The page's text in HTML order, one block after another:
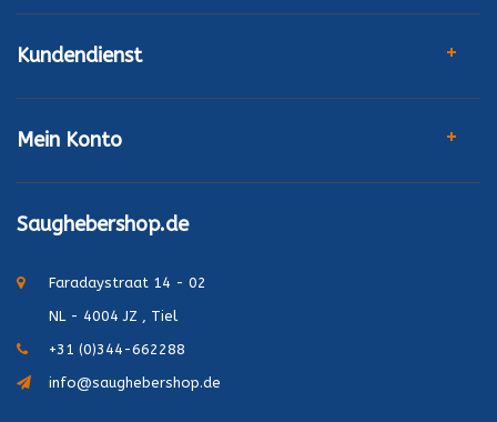
Kundendienst
Mein Konto
Saughebershop.de
Faradaystraat 14 - 02
NL - 4004 JZ , Tiel
+31 (0)344-662288
info@saughebershop.de